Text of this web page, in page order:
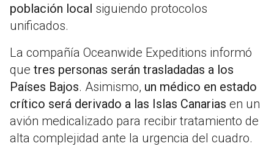
población local siguiendo protocolos
unificados.
La compañía Oceanwide Expeditions informó
que tres personas serán trasladadas a los
Países Bajos. Asimismo, un médico en estado
crítico será derivado a las Islas Canarias en un
avión medicalizado para recibir tratamiento de
alta complejidad ante la urgencia del cuadro.